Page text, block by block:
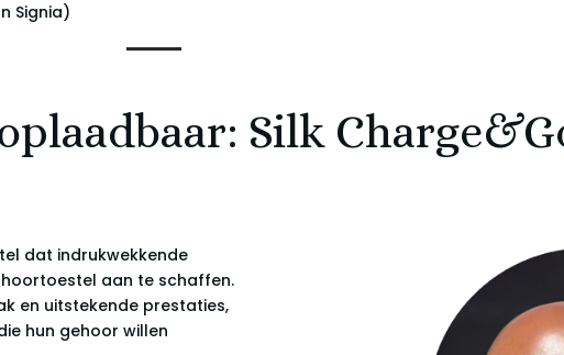
Signia)
Silk
dat indrukwekkende
aan te schaffen.
en uitstekende prestaties,
hun gehoor willen